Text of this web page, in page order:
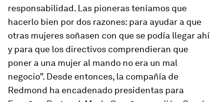
responsabilidad. Las pioneras teníamos que
hacerlo bien por dos razones: para ayudar a que
otras mujeres soñasen con que se podía llegar ahí
y para que los directivos comprendieran que
poner a una mujer al mando no era un mal
negocio”. Desde entonces, la compañía de
Redmond ha encadenado presidentas para